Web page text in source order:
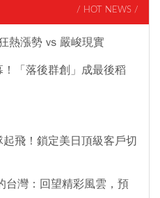
/ HOT NEWS /
熱漲勢 vs 嚴峻現實
「落後群創」成最後稻
飛！鎖定美日頂級客戶切
台灣：回望精彩風雲，預